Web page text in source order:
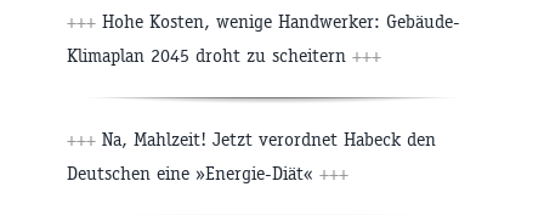
+++ Hohe Kosten, wenige Handwerker: Gebäude-
Klimaplan 2045 droht zu scheitern +++
+++ Na, Mahlzeit! Jetzt verordnet Habeck den
Deutschen eine »Energie-Diät« +++